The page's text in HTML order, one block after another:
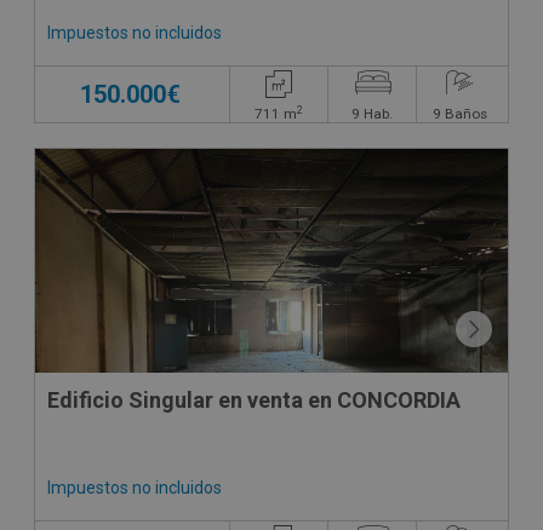
Impuestos no incluidos
150.000€
711 m2 9 Hab. 9 Baños
Edificio Singular en venta en CONCORDIA
Impuestos no incluidos